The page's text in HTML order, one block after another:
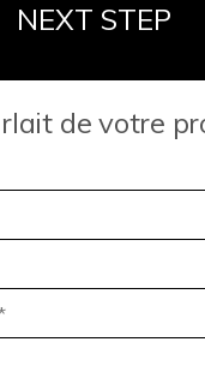
NEXT STEP
de votre